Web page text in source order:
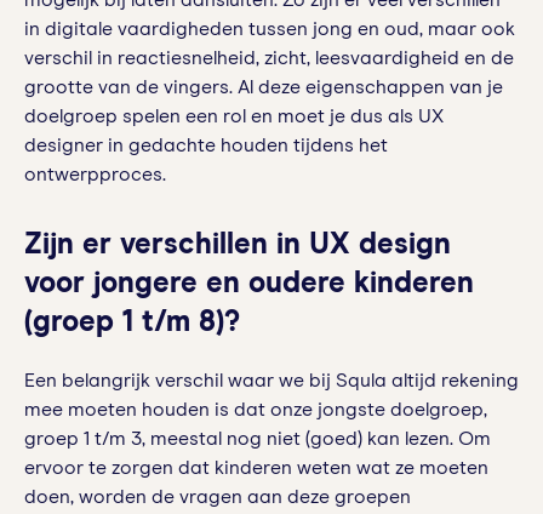
in digitale vaardigheden tussen jong en oud, maar ook
verschil in reactiesnelheid, zicht, leesvaardigheid en de
grootte van de vingers. Al deze eigenschappen van je
doelgroep spelen een rol en moet je dus als UX
designer in gedachte houden tijdens het
ontwerpproces.
Zijn er verschillen in UX design
voor jongere en oudere kinderen
(groep 1 t/m 8)?
Een belangrijk verschil waar we bij Squla altijd rekening
mee moeten houden is dat onze jongste doelgroep,
groep 1 t/m 3, meestal nog niet (goed) kan lezen. Om
ervoor te zorgen dat kinderen weten wat ze moeten
doen, worden de vragen aan deze groepen